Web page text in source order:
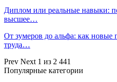
Диплом или реальные навыки:
высшее…
От зумеров до альфа: как
труда…
Prev Next 1 из 2 441
Популярные категории